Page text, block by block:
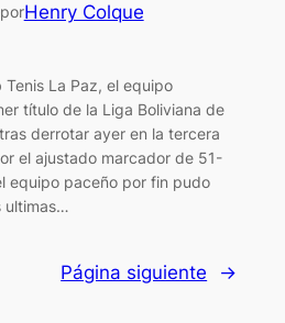
porHenry Colque
La Paz, el equipo
título de la Liga Boliviana de
derrotar ayer en la tercera
el ajustado marcador de 51-
equipo paceño por fin pudo
ultimas…
Página siguiente →